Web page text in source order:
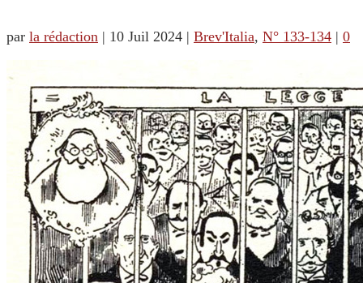
par la rédaction | 10 Juil 2024 | Brev'Italia, N° 133-134 | 0